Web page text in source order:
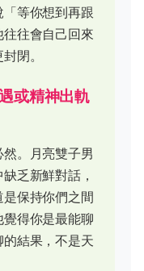
等你想到再跟
往會自己回來
閉。
或精神出軌
。月亮雙子男
乏新鮮對話，
保持你們之間
得你是最能聊
結果，不是天